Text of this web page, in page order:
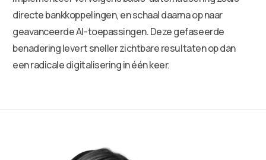
directe bankkoppelingen, en schaal daarna op naar
geavanceerde AI-toepassingen. Deze gefaseerde
benadering levert sneller zichtbare resultaten op dan
een radicale digitalisering in één keer.